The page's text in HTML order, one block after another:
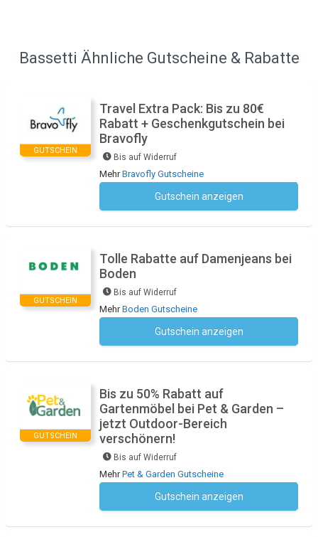
Bassetti Ähnliche Gutscheine & Rabatte
GUTSCHEIN
Travel Extra Pack: Bis zu 80€
Rabatt + Geschenkgutschein bei
Bravofly
Bis auf Widerruf
MehrBravofly Gutscheine
Gutschein anzeigen
GUTSCHEIN
Tolle Rabatte auf Damenjeans bei
Boden
Bis auf Widerruf
MehrBoden Gutscheine
Gutschein anzeigen
GUTSCHEIN
Bis zu 50% Rabatt auf
Gartenmöbel bei Pet & Garden –
jetzt Outdoor-Bereich
verschönern!
Bis auf Widerruf
MehrPet & Garden Gutscheine
Gutschein anzeigen